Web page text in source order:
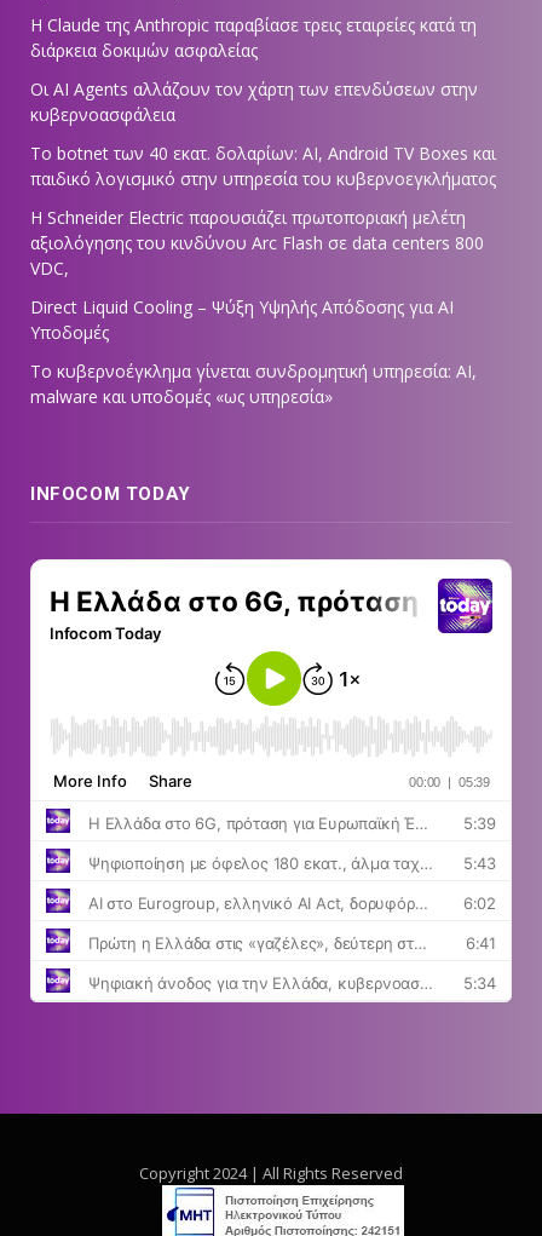
Η Claude της Anthropic παραβίασε τρεις εταιρείες κατά τη
διάρκεια δοκιμών ασφαλείας
Οι AI Agents αλλάζουν τον χάρτη των επενδύσεων στην
κυβερνοασφάλεια
Το botnet των 40 εκατ. δολαρίων: AI, Android TV Boxes και
παιδικό λογισμικό στην υπηρεσία του κυβερνοεγκλήματος
Η Schneider Electric παρουσιάζει πρωτοποριακή μελέτη
αξιολόγησης του κινδύνου Arc Flash σε data centers 800
VDC,
Direct Liquid Cooling – Ψύξη Υψηλής Απόδοσης για AI
Υποδομές
Το κυβερνοέγκλημα γίνεται συνδρομητική υπηρεσία: AI,
malware και υποδομές «ως υπηρεσία»
INFOCOM TODAY
Copyright 2024 | All Rights Reserved